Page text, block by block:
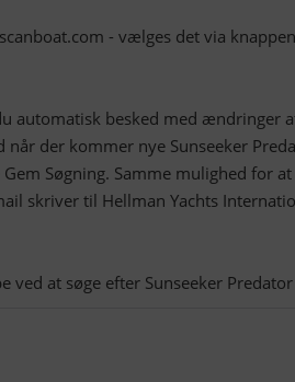
- vælges det via
automatisk besked med ændringer
når der kommer nye Sunseeker
Søgning. Samme mulighed for at
skriver til Hellman Yachts